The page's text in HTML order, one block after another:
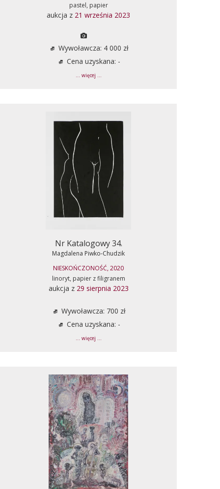
pastel, papier
aukcja z 21 września 2023
Wywoławcza: 4 000 zł
Cena uzyskana: -
... więcej ...
Nr Katalogowy 34.
Magdalena Piwko-Chudzik
NIESKOŃCZONOŚĆ, 2020
linoryt, papier z filigranem
aukcja z 29 sierpnia 2023
Wywoławcza: 700 zł
Cena uzyskana: -
... więcej ...